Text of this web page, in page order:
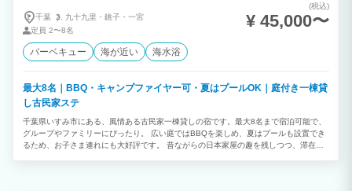
千葉 九十九里・ 銚子・ 一宮
定員 2〜8名
(税込)
¥ 45,000〜
バーベキュー 海が近い 海水浴
最大8名｜BBQ・キャンプファイヤー可・夏はプールOK｜庭付き一棟貸
し古民家ステ
千葉県いすみ市にある、風情ある古民家一棟貸しの宿です。最大8名まで宿泊可能で、
グループやファミリーにぴったり。 広い庭ではBBQを楽しめ、夏はプールも設置でき
るため、お子さま連れにも大好評です。 昔ながらの日本家屋の趣を残しつつ、滞在に